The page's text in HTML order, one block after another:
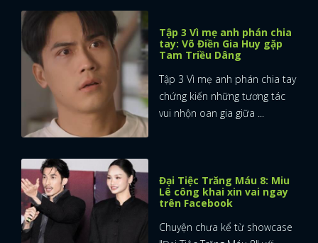
Tập 3 Vì mẹ anh phán chia
tay: Võ Điền Gia Huy gặp
Tam Triều Dâng
Tập 3 Vì mẹ anh phán chia tay
chứng kiến những tương tác
vui nhộn oan gia giữa ...
Đại Tiệc Trăng Máu 8: Miu
Lê công khai xin vai ngay
trên Facebook
Chuyện chưa kể từ showcase